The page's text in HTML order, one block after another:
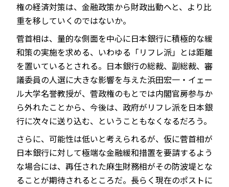
権の経済対策は、金融政策から財政出動へと、より比
重を移していくのではないか。
菅首相は、量的な側面を中心に日本銀行に積極的な緩
和策の実施を求める、いわゆる「リフレ派」とは距離
を置いているとされる。日本銀行の総裁、副総裁、審
議委員の人選に大きな影響を与えた浜田宏一・イェー
ル大学名誉教授が、菅政権のもとでは内閣官房参与か
ら外れたことから、今後は、政府がリフレ派を日本銀
行に次々に送り込む、ということもなくなるだろう。
さらに、可能性は低いと考えられるが、仮に菅首相が
日本銀行に対して極端な金融緩和措置を要請するよう
な場合には、再任された麻生財務相がその防波堤とな
ることが期待されるところだ。長らく現在のポストに